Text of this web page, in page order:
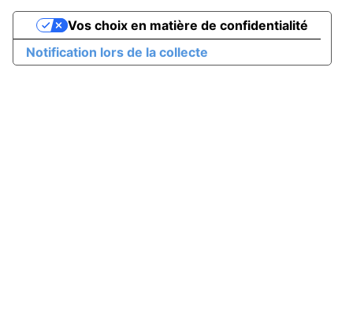
Notification lors de la collecte
Vos choix en matière de confidentialité